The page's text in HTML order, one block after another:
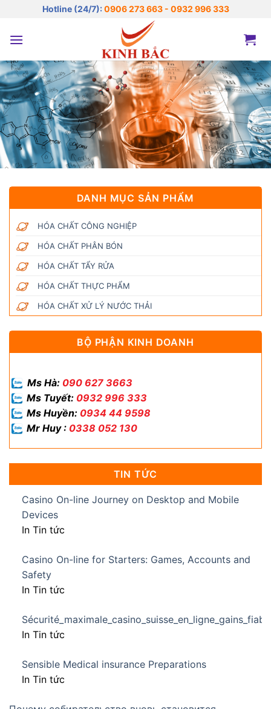
nội
Hotline (24/7): 0906 273 663 - 0932 996 333
DANH MỤC SẢN PHẨM
HÓA CHẤT CÔNG NGHIỆP
HÓA CHẤT PHÂN BÓN
HÓA CHẤT TẨY RỬA
HÓA CHẤT THỰC PHẨM
HÓA CHẤT XỬ LÝ NƯỚC THẢI
BỘ PHẬN KINH DOANH
Ms Hà: 090 627 3663
Ms Tuyết: 0932 996 333
Ms Huyền: 0934 44 9598
Mr Huy : 0338 052 130
TIN TỨC
Casino On-line Journey on Desktop and Mobile
Devices
In Tin tức
Casino On-line for Starters: Games, Accounts and
Safety
In Tin tức
In Tin tức
Sensible Medical insurance Preparations
In Tin tức